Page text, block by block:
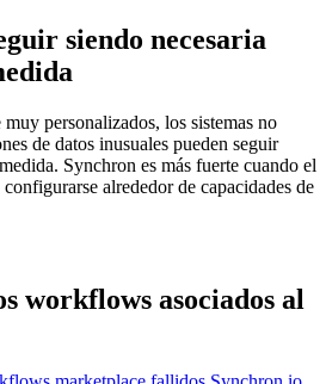
siendo necesaria
personalizados, los sistemas no
de datos inusuales pueden seguir
Synchron es más fuerte cuando el
alrededor de capacidades de
workflows asociados al